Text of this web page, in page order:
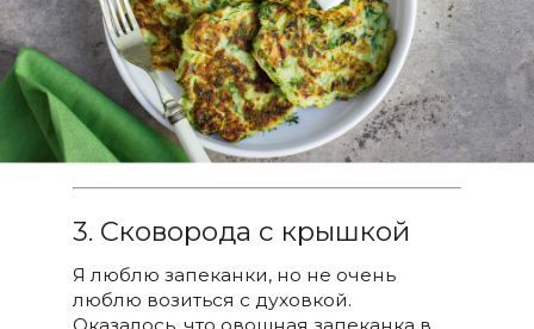
3. Сковорода с крышкой
Я люблю запеканки, но не очень
люблю возиться с духовкой.
Оказалось, что овощная запеканка в